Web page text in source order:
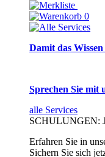
0
Damit das
Sprechen Sie mit
alle Services
SCHULUNGEN:
Erfahren Sie in
Sichern Sie sich